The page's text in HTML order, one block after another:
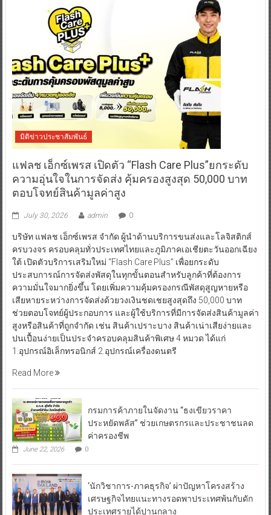
มิติข่าวประชาสัมพันธ์
แฟลช เอ็กซ์เพรส เปิดตัว “Flash Care Plus”ยกระดับ
ความอุ่นใจในการจัดส่ง คุ้มครองสูงสุด 50,000 บาท
ตอบโจทย์สินค้ามูลค่าสูง
July 30, 2026 admin 0
บริษัท แฟลช เอ็กซ์เพรส จำกัด ผู้นำด้านบริการขนส่งและโลจิสติกส์
ครบวงจร ครอบคลุมทั่วประเทศไทยและภูมิภาคเอเชียตะวันออกเฉียง
ใต้ เปิดตัวบริการเสริมใหม่ “Flash Care Plus” เพื่อยกระดับ
ประสบการณ์การจัดส่งพัสดุในทุกขั้นตอนสำหรับลูกค้าที่ต้องการ
ความมั่นใจมากยิ่งขึ้น โดยเพิ่มความคุ้มครองกรณีพัสดุสูญหายหรือ
เสียหายระหว่างการจัดส่งด้วยวงเงินชดเชยสูงสุดถึง 50,000 บาท
ช่วยตอบโจทย์ผู้ประกอบการ และผู้ใช้บริการที่มีการจัดส่งสินค้ามูลค่า
สูงหรือสินค้าที่ถูกจำกัด เช่น สินค้าเปราะบาง สินค้าเน่าเสียง่ายและ
ปนเปื้อนง่ายเป็นประจำครอบคลุมสินค้าพิเศษ 4 หมวด ได้แก่
1.อุปกรณ์อิเล็กทรอนิกส์ 2.อุปกรณ์เครื่องดนตรี
Read More
กรมการค้าภายในจัดงาน “ธงเขียวราคา
ประหยัดพลัส” ช่วยเกษตรกรและประชาชนลด
ค่าครองชีพ
June 22, 2026 0
‘นักวิชาการ-ภาคธุรกิจ’ ผ่าปัญหาโครงสร้าง
เศรษฐกิจไทยแนะทางรอดพาประเทศพ้นกับดัก
ประเทศรายได้ปานกลาง